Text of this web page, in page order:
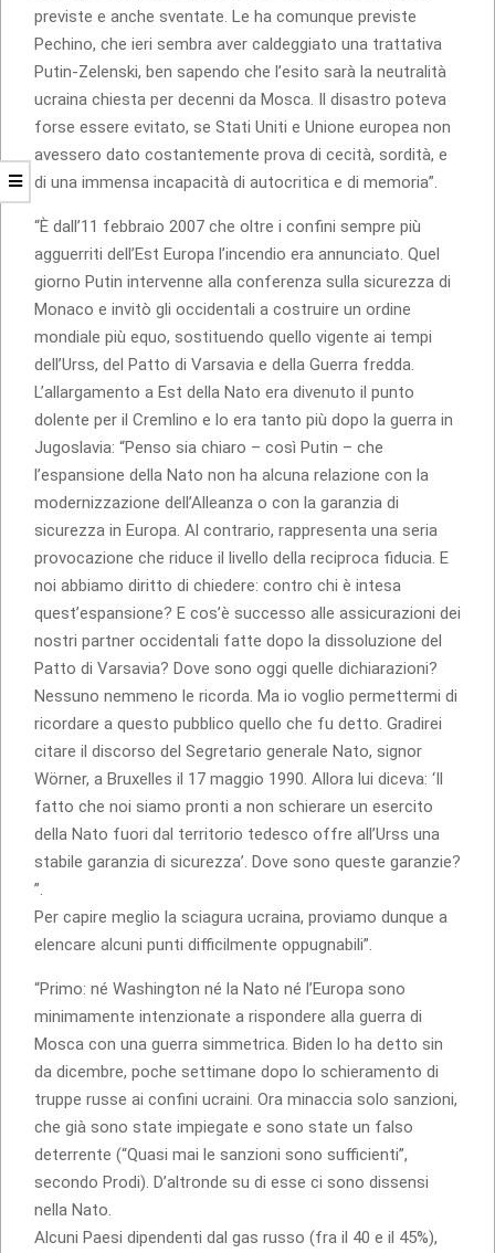
previste e anche sventate. Le ha comunque previste
Pechino, che ieri sembra aver caldeggiato una trattativa
Putin-Zelenski, ben sapendo che l’esito sarà la neutralità
ucraina chiesta per decenni da Mosca. Il disastro poteva
forse essere evitato, se Stati Uniti e Unione europea non
avessero dato costantemente prova di cecità, sordità, e
di una immensa incapacità di autocritica e di memoria”.
“È dall’11 febbraio 2007 che oltre i confini sempre più
agguerriti dell’Est Europa l’incendio era annunciato. Quel
giorno Putin intervenne alla conferenza sulla sicurezza di
Monaco e invitò gli occidentali a costruire un ordine
mondiale più equo, sostituendo quello vigente ai tempi
dell’Urss, del Patto di Varsavia e della Guerra fredda.
L’allargamento a Est della Nato era divenuto il punto
dolente per il Cremlino e lo era tanto più dopo la guerra in
Jugoslavia: “Penso sia chiaro – così Putin – che
l’espansione della Nato non ha alcuna relazione con la
modernizzazione dell’Alleanza o con la garanzia di
sicurezza in Europa. Al contrario, rappresenta una seria
provocazione che riduce il livello della reciproca fiducia. E
noi abbiamo diritto di chiedere: contro chi è intesa
quest’espansione? E cos’è successo alle assicurazioni dei
nostri partner occidentali fatte dopo la dissoluzione del
Patto di Varsavia? Dove sono oggi quelle dichiarazioni?
Nessuno nemmeno le ricorda. Ma io voglio permettermi di
ricordare a questo pubblico quello che fu detto. Gradirei
citare il discorso del Segretario generale Nato, signor
Wörner, a Bruxelles il 17 maggio 1990. Allora lui diceva: ‘Il
fatto che noi siamo pronti a non schierare un esercito
della Nato fuori dal territorio tedesco offre all’Urss una
stabile garanzia di sicurezza’. Dove sono queste garanzie?
”.
Per capire meglio la sciagura ucraina, proviamo dunque a
elencare alcuni punti difficilmente oppugnabili”.
“Primo: né Washington né la Nato né l’Europa sono
minimamente intenzionate a rispondere alla guerra di
Mosca con una guerra simmetrica. Biden lo ha detto sin
da dicembre, poche settimane dopo lo schieramento di
truppe russe ai confini ucraini. Ora minaccia solo sanzioni,
che già sono state impiegate e sono state un falso
deterrente (“Quasi mai le sanzioni sono sufficienti”,
secondo Prodi). D’altronde su di esse ci sono dissensi
nella Nato.
Alcuni Paesi dipendenti dal gas russo (fra il 40 e il 45%),